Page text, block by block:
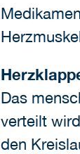
Das
verteilt
den